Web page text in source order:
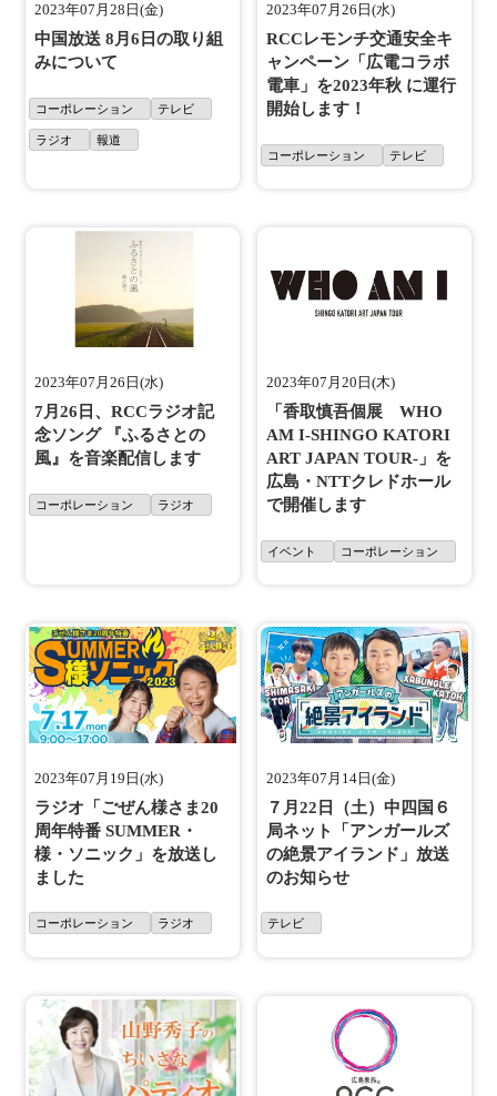
2023年07月28日(金)
中国放送 8月6日の取り組
みについて
コーポレーション テレビ
ラジオ 報道
2023年07月26日(水)
RCCレモンチ交通安全キ
ャンペーン「広電コラボ
電車」を2023年秋 に運行
開始します！
コーポレーション テレビ
2023年07月26日(水)
7月26日、RCCラジオ記
念ソング 『ふるさとの
風』を音楽配信します
コーポレーション ラジオ
2023年07月20日(木)
「香取慎吾個展 WHO
AM I-SHINGO KATORI
ART JAPAN TOUR-」を
広島・NTTクレドホール
で開催します
イベント コーポレーション
2023年07月19日(水)
ラジオ「ごぜん様さま20
周年特番 SUMMER・
様・ソニック」を放送し
ました
コーポレーション ラジオ
2023年07月14日(金)
７月22日（土）中四国６
局ネット「アンガールズ
の絶景アイランド」放送
のお知らせ
テレビ